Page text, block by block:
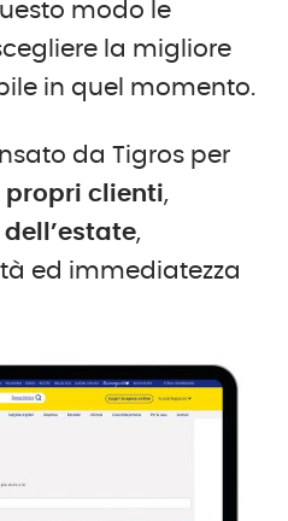
modo le
la migliore
in quel momento.
da Tigros per
propri clienti,
,
ed immediatezza